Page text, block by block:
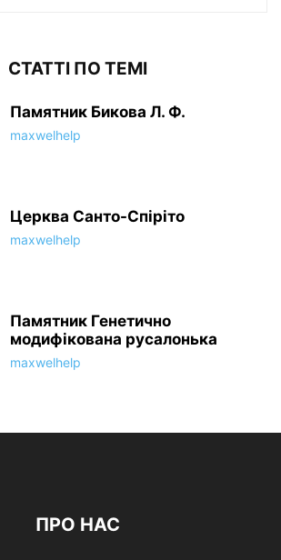
СТАТТІ ПО ТЕМІ
Памятник Бикова Л. Ф.
maxwelhelp
Церква Санто-Спіріто
maxwelhelp
Памятник Генетично
модифікована русалонька
maxwelhelp
ПРО НАС